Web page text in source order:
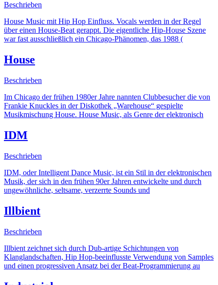
Beschrieben
House Music mit Hip Hop Einfluss. Vocals werden in der Regel
über einen House-Beat gerappt. Die eigentliche Hip-House Szene
war fast ausschließlich ein Chicago-Phänomen, das 1988 (
House
Beschrieben
Im Chicago der frühen 1980er Jahre nannten Clubbesucher die von
Frankie Knuckles in der Diskothek „Warehouse“ gespielte
Musikmischung House. House Music, als Genre der elektronisch
IDM
Beschrieben
IDM, oder Intelligent Dance Music, ist ein Stil in der elektronischen
Musik, der sich in den frühen 90er Jahren entwickelte und durch
ungewöhnliche, seltsame, verzerrte Sounds und
Illbient
Beschrieben
Illbient zeichnet sich durch Dub-artige Schichtungen von
Klanglandschaften, Hip Hop-beeinflusste Verwendung von Samples
und einen progressiven Ansatz bei der Beat-Programmierung au